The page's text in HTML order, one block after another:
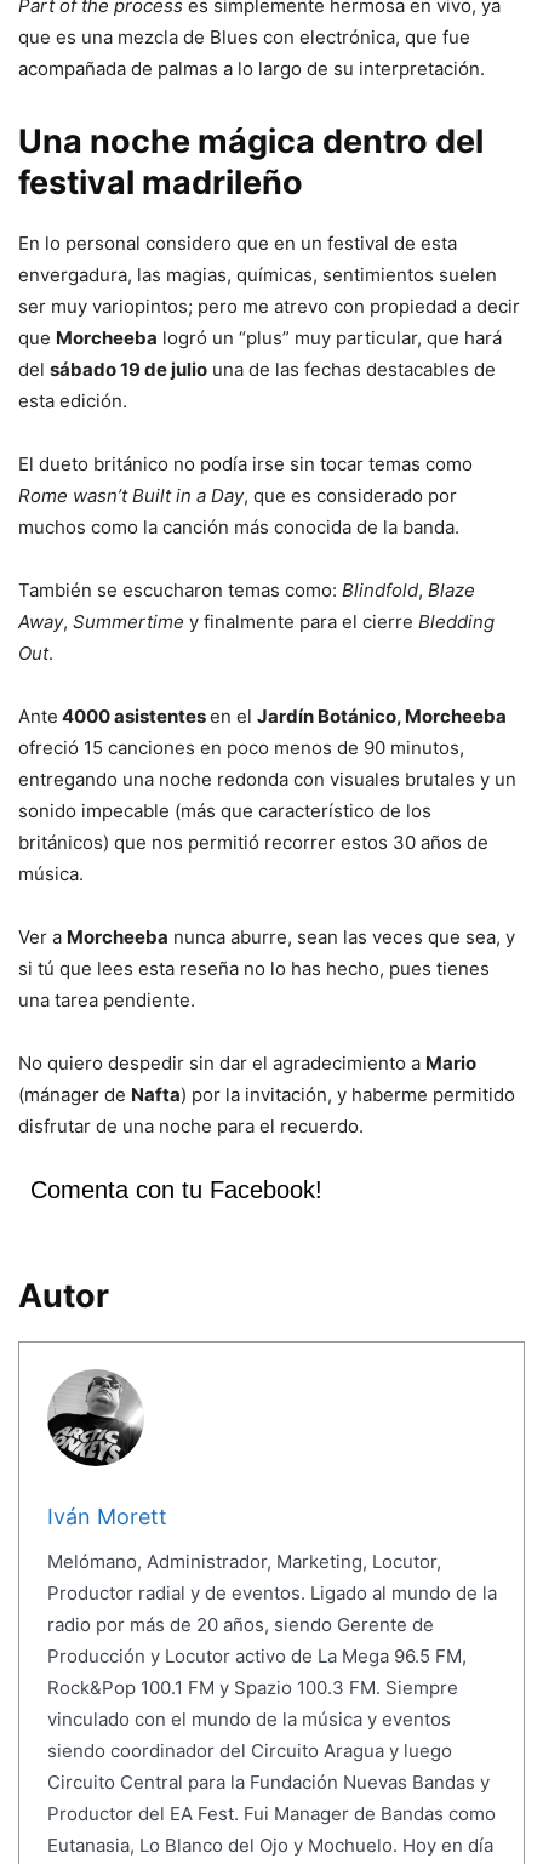
Part of the process es simplemente hermosa en vivo, ya
que es una mezcla de Blues con electrónica, que fue
acompañada de palmas a lo largo de su interpretación.
Una noche mágica dentro del
festival madrileño
En lo personal considero que en un festival de esta
envergadura, las magias, químicas, sentimientos suelen
ser muy variopintos; pero me atrevo con propiedad a decir
que Morcheeba logró un “plus” muy particular, que hará
del sábado 19 de julio una de las fechas destacables de
esta edición.
El dueto británico no podía irse sin tocar temas como
Rome wasn’t Built in a Day, que es considerado por
muchos como la canción más conocida de la banda.
También se escucharon temas como: Blindfold, Blaze
Away, Summertime y finalmente para el cierre Bledding
Out.
Ante 4000 asistentesen el Jardín Botánico, Morcheeba
ofreció 15 canciones en poco menos de 90 minutos,
entregando una noche redonda con visuales brutales y un
sonido impecable (más que característico de los
británicos) que nos permitió recorrer estos 30 años de
música.
Ver a Morcheeba nunca aburre, sean las veces que sea, y
si tú que lees esta reseña no lo has hecho, pues tienes
una tarea pendiente.
No quiero despedir sin dar el agradecimiento a Mario
(mánager de Nafta) por la invitación, y haberme permitido
disfrutar de una noche para el recuerdo.
Comenta con tu Facebook!
Autor
Iván Morett
Melómano, Administrador, Marketing, Locutor,
Productor radial y de eventos. Ligado al mundo de la
radio por más de 20 años, siendo Gerente de
Producción y Locutor activo de La Mega 96.5 FM,
Rock&Pop 100.1 FM y Spazio 100.3 FM. Siempre
vinculado con el mundo de la música y eventos
siendo coordinador del Circuito Aragua y luego
Circuito Central para la Fundación Nuevas Bandas y
Productor del EA Fest. Fui Manager de Bandas como
Eutanasia, Lo Blanco del Ojo y Mochuelo. Hoy en día